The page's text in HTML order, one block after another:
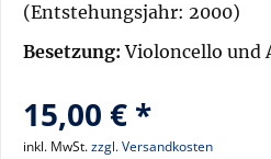
(Entstehungsjahr: 2000)
Besetzung: Violoncello und
15,00 € *
inkl. MwSt.zzgl. Versandkosten